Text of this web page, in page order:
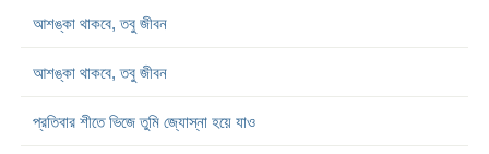
আশঙ্কা থাকবে, তবু জীবন
আশঙ্কা থাকবে, তবু জীবন
প্রতিবার শীতে ভিজে তুমি জ্যোস্না হয়ে যাও